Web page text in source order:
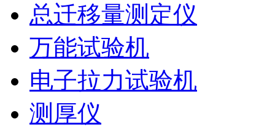
总迁移量测定仪
万能试验机
电子拉力试验机
测厚仪